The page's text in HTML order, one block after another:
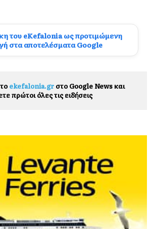
του eKefalonia ως προτιμώμενη
στα αποτελέσματα Google
ekefalonia.grστο Google News και
πρώτοι όλες τις ειδήσεις